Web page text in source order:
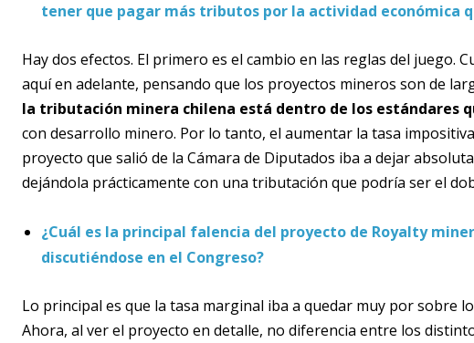
tener que pagar más tributos por la actividad económica
Hay dos efectos. El primero es el cambio en las reglas del juego.
aquí en adelante, pensando que los proyectos mineros son de
la tributación minera chilena está dentro de los estándares
con desarrollo minero. Por lo tanto, el aumentar la tasa
proyecto que salió de la Cámara de Diputados iba a dejar
dejándola prácticamente con una tributación que podría ser el
¿Cuál es la principal falencia del proyecto de Royalty
discutiéndose en el Congreso?
Lo principal es que la tasa marginal iba a quedar muy por sobre
Ahora, al ver el proyecto en detalle, no diferencia entre los